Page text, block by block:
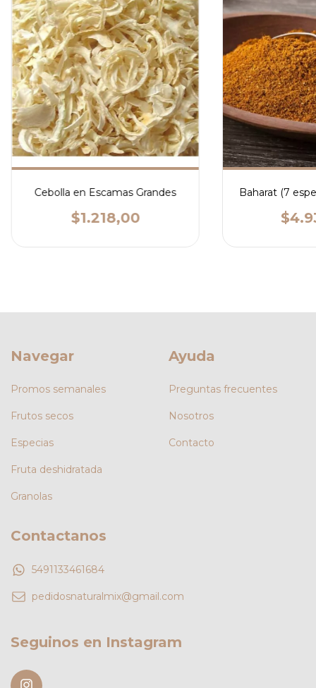
Cebolla en Escamas Grandes
$1.218,00
Baharat (7
Navegar
Promos semanales
Frutos secos
Especias
Fruta deshidratada
Granolas
Ayuda
Preguntas frecuentes
Nosotros
Contacto
Contactanos
5491133461684
pedidosnaturalmix@gmail.com
Seguinos en Instagram